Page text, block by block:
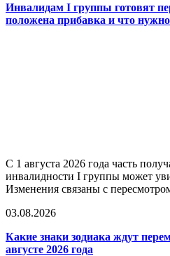
Инвалидам I группы готовят
положена прибавка и что
С 1 августа 2026 года часть
инвалидности I группы может
Изменения связаны с
03.08.2026
Какие знаки зодиака ждут
августе 2026 года